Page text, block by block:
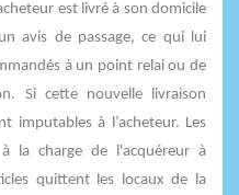
est livré à son domicile
avis de passage, ce qui lui
à un point relai ou de
Si cette nouvelle livraison
imputables à l’acheteur. Les
la charge de l'acquéreur à
quittent les locaux de la